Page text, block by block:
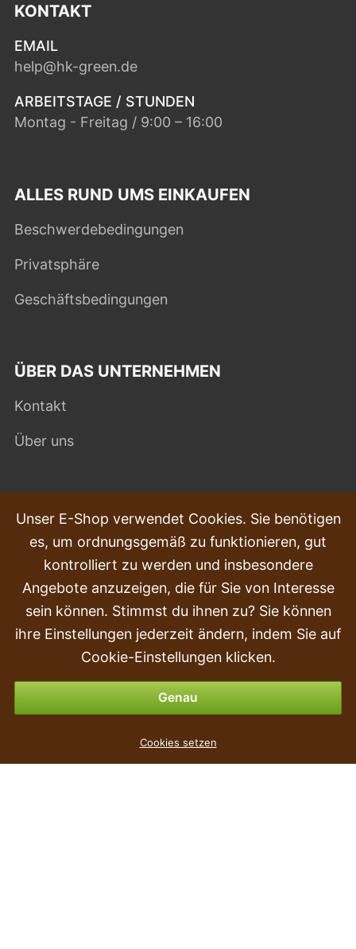
KONTAKT
EMAIL
help@hk-green.de
ARBEITSTAGE / STUNDEN
Montag - Freitag / 9:00 – 16:00
ALLES RUND UMS EINKAUFEN
Beschwerdebedingungen
Privatsphäre
Geschäftsbedingungen
ÜBER DAS UNTERNEHMEN
Kontakt
Über uns
HÄUFIG GESTELLTE FRAGEN
Beschwerden
Transport und Lieferung
Kauf
Rückgabe & Erstattung
Zahlungsmöglichkeiten
Unser E-Shop verwendet Cookies. Sie benötigen
es, um ordnungsgemäß zu funktionieren, gut
kontrolliert zu werden und insbesondere
Angebote anzuzeigen, die für Sie von Interesse
sein können. Stimmst du ihnen zu? Sie können
ihre Einstellungen jederzeit ändern, indem Sie auf
Cookie-Einstellungen klicken.
Genau
Cookies setzen